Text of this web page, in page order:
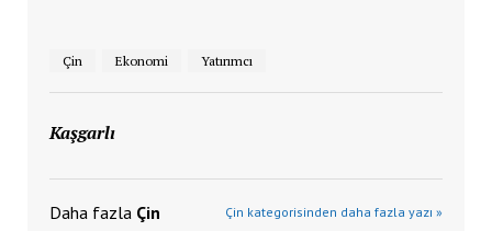
Çin Ekonomi Yatırımcı
Kaşgarlı
Daha fazla Çin Çin kategorisinden daha fazla yazı »